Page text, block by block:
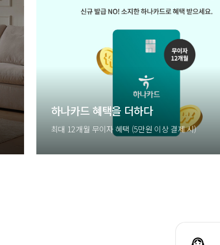
하나카드 혜택을 더하다
최대 12개월 무이자 혜택 (5만원 이상 결제 시)